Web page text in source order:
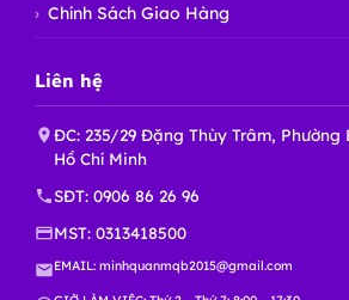
Chính Sách Giao Hàng
Liên hệ
ĐC: 235/29 Đặng Thùy Trâm, Phường
Hồ Chí Minh
SĐT: 0906 86 26 96
MST: 0313418500
EMAIL: minhquanmqb2015@gmail.com